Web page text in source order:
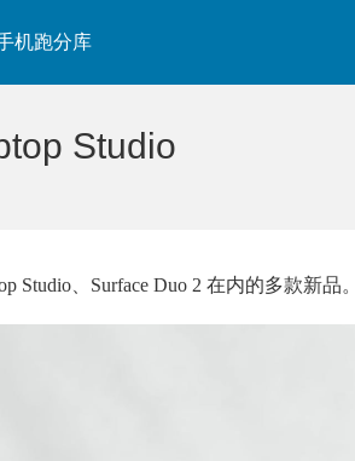
机跑分库
Studio
Studio、Surface Duo 2 在内的多款新品。